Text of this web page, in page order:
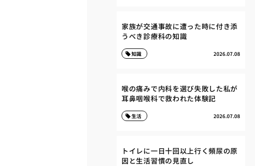
家族が交通事故に遭った時に付き添
うべき診療科の知識
2026.07.08
知識
喉の痛みで内科を選び失敗した私が
耳鼻咽喉科で救われた体験記
2026.07.08
生活
トイレに一日十回以上行く頻尿の原
因と生活習慣の見直し